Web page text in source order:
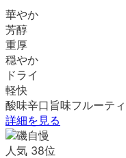
華やか
芳醇
重厚
穏やか
ドライ
軽快
酸味辛口 旨味フルーティ
詳細を見る
人気 38位